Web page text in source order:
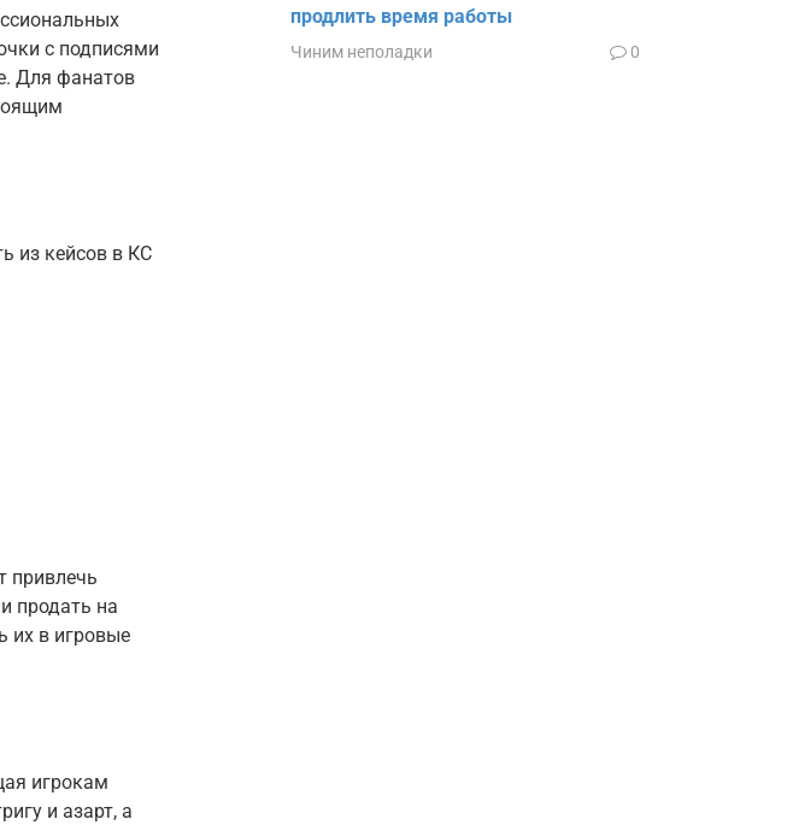
с подписями
Для фанатов
из кейсов в КС
привлечь
продать на
их в игровые
игрокам
и азарт, а
продлить время работы
Чиним неполадки 0